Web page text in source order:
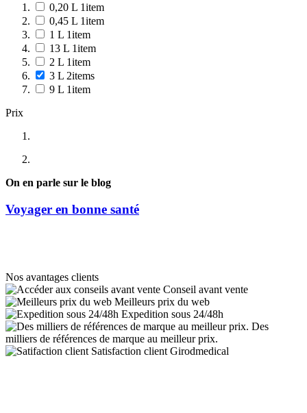
0,20 L 1item
0,45 L 1item
1 L 1item
13 L 1item
2 L 1item
3 L 2items
9 L 1item
Prix
On en parle sur le blog
Voyager en bonne santé
Nos avantages clients
Conseil avant vente
Meilleurs prix du web
Expedition sous 24/48h
Des
milliers de références de marque au meilleur prix.
Satisfaction client Girodmedical